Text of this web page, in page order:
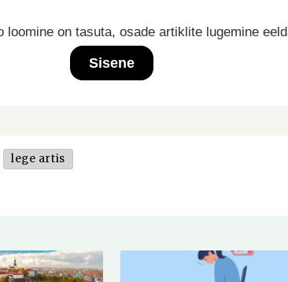
on tasuta, osade artiklite lugemine
Sisene
lege artis